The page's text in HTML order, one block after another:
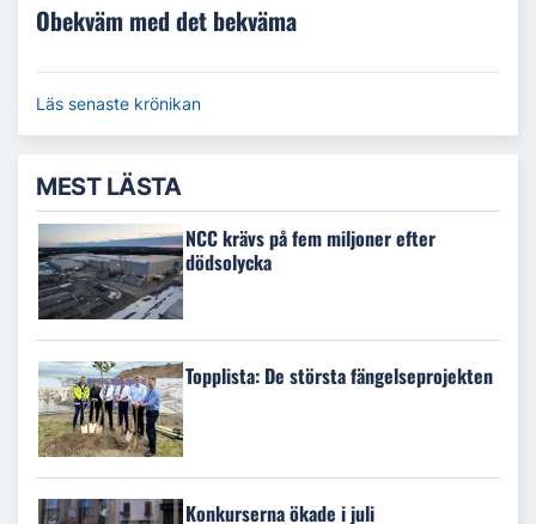
Obekväm med det bekväma
Läs senaste krönikan
MEST LÄSTA
NCC krävs på fem miljoner efter
dödsolycka
Topplista: De största fängelseprojekten
Konkurserna ökade i juli